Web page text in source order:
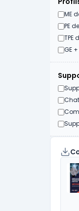
ME
PE
TPE
GE
Chat